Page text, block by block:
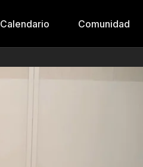
Calendario Comunidad